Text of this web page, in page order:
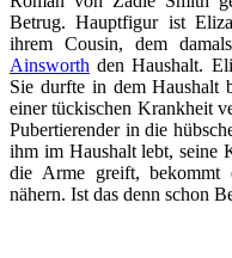
Betrug. Hauptfigur ist
ihrem Cousin, dem
Ainsworth den Haushalt.
Sie durfte in dem Haushalt
einer tückischen Krankheit
Pubertierender in die
ihm im Haushalt lebt, seine
die Arme greift,
nähern. Ist das denn schon